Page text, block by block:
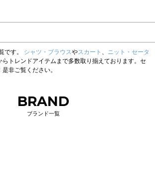
です。 シャツ・ブラウスやスカート 、 ニット・セータ
トレンドアイテムまで多数取り揃えております。セ
非ご覧ください。
BRAND
ブランド一覧